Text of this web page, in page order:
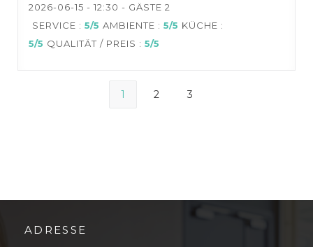
2026-06-15 - 12:30 - GÄSTE 2
SERVICE : 5/5 AMBIENTE : 5/5 KÜCHE :
5/5 QUALITÄT / PREIS : 5/5
1 2 3
ADRESSE